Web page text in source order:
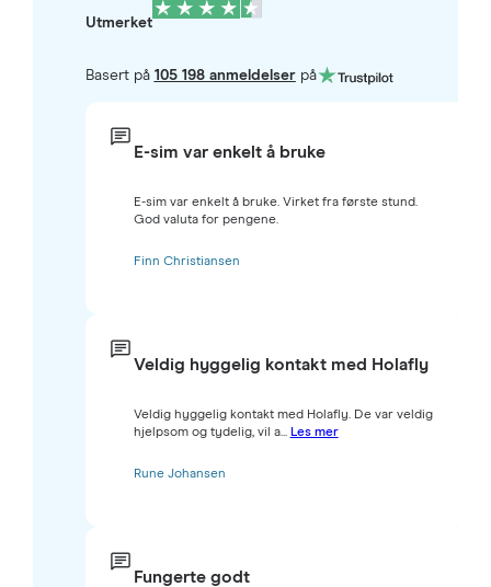
Utmerket
Basert på 105 198 anmeldelserpå
E-sim var enkelt å bruke
E-sim var enkelt å bruke. Virket fra første stund.
God valuta for pengene.
Finn Christiansen
Veldig hyggelig kontakt med Holafly
Veldig hyggelig kontakt med Holafly. De var veldig
hjelpsom og tydelig, vil a... Les mer
Rune Johansen
Fungerte godt